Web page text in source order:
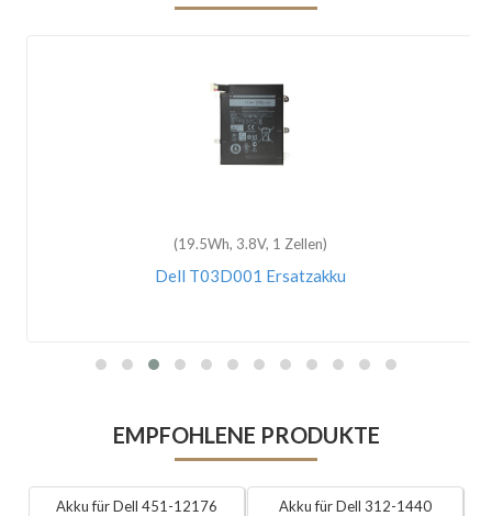
(19.5Wh, 3.8V, 1 Zellen)
Dell T03D001 Ersatzakku
EMPFOHLENE PRODUKTE
Akku für Dell 451-12176 Akku für Dell 312-1440